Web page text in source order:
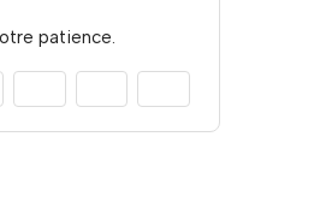
patience.